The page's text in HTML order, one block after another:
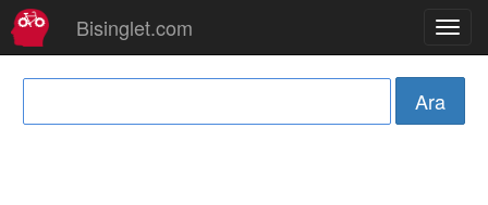
Bisinglet.com